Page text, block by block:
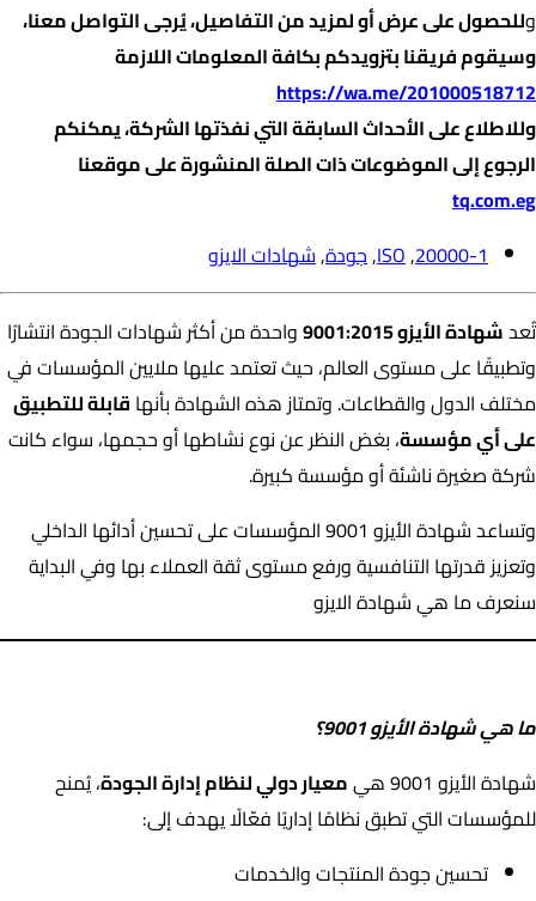
وللحصول علىعرضأو لمزيد من التفاصيل، يُرجى التواصل معنا،
وسيقوم فريقنا بتزويدكم بكافة المعلومات اللازمة
https://wa.me/201000518712
وللاطلاع على الأحداث السابقة التي نفذتها الشركة، يمكنكم
الرجوع إلى الموضوعات ذات الصلة المنشورة على موقعنا
tq.com.eg
20000-1
,
ISO
,جودة,شهادات الايزو
تُعدشهادة الأيزو 9001:2015
واحدة من أكثر شهادات الجودة انتشارًا
وتطبيقًا على مستوى العالم، حيث تعتمد عليها ملايين المؤسسات في
مختلف الدول والقطاعات. وتمتاز هذه الشهادة بأنها قابلة للتطبيق
على أي مؤسسة، بغض النظر عن نوع نشاطها أو حجمها، سواء كانت
شركة صغيرة ناشئة أو مؤسسة كبيرة.
وتساعد شهادة الأيزو 9001 المؤسسات على تحسين أدائها الداخلي
وتعزيز قدرتها التنافسية ورفع مستوى ثقة العملاء بها وفي البداية
سنعرف ما هي شهادة الايزو
ما هي شهادة الأيزو 9001؟
شهادة الأيزو 9001 هي
معيار دولي لنظام إدارة الجودة، يُمنح
للمؤسسات التي تطبق نظامًا إداريًا فعّالًا يهدف إلى:
تحسين جودة المنتجات والخدمات